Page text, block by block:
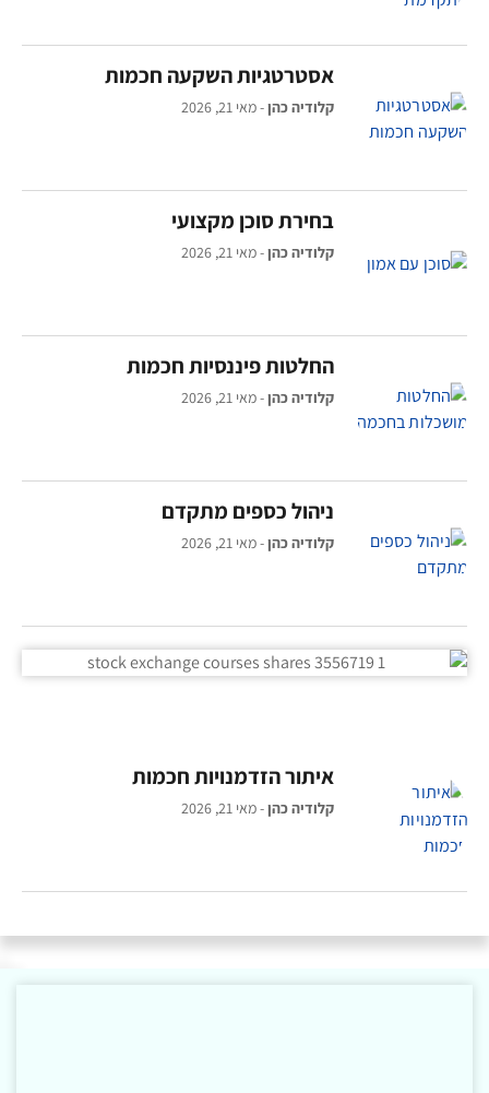
אסטרטגיות השקעה חכמות
קלודיה כהן מאי 21, 2026
בחירת סוכן מקצועי
קלודיה כהן מאי 21, 2026
החלטות פיננסיות חכמות
קלודיה כהן מאי 21, 2026
ניהול כספים מתקדם
קלודיה כהן מאי 21, 2026
איתור הזדמנויות חכמות
קלודיה כהן מאי 21, 2026